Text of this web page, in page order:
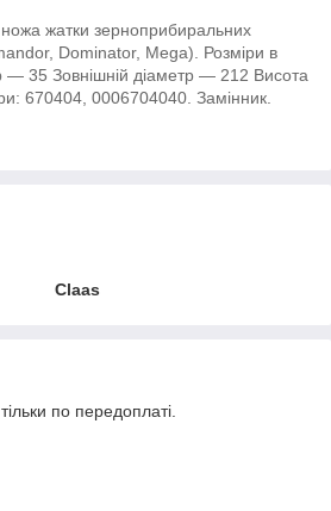
жатки зерноприбиральних
Dominator, Mega). Розміри в
— 35 Зовнішній діаметр — 212 Висота
670404, 0006704040. Замінник.
Claas
по передоплаті.